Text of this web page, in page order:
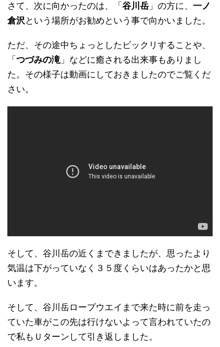
さて、次に向かったのは、「 谷川岳 」の方に、 一ノ
倉沢 という場所がお勧めという事で向かいました。
ただ、その途中ちょっとしたビックリすることや、
「 つづみの滝 」などに癒される出来事もありまし
た。その様子は動画にしておきましたのでご覧くだ
さい。
そして、谷川岳の近くまできましたが、思ったより
気温は下がっていなく３５度くらいはあったかと思
います。
そして、谷川岳ロープウエイまで来た時に前を走っ
ていた車がこの先は行けないよって言われていたの
で私もＵターンして引き返しました。